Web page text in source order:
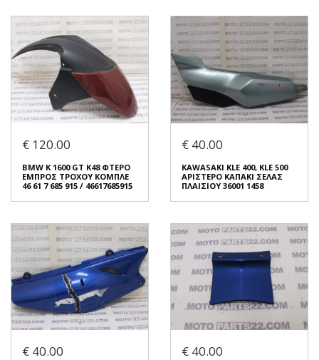
€ 120.00
BMW K 1600 GT K48 ΦΤΕΡΟ
ΕΜΠΡΟΣ ΤΡΟΧΟΥ ΚΟΜΠΛΕ
46 61 7 685 915 / 46617685915
BMW K 1600 GT K48 ΦΤΕΡΟ
46 61 7 685 915 / 46617685915
€ 40.00
KAWASAKI KLE 400, KLE 500
ΑΡΙΣΤΕΡΟ ΚΑΠΑΚΙ ΣΕΛΑΣ
ΠΛΑΙΣΙΟΥ 36001 1458
KAWASAKI KLE 400, KLE 500
ΠΛΑΙΣΙΟΥ 36001 1458
€ 40.00 € 40.00